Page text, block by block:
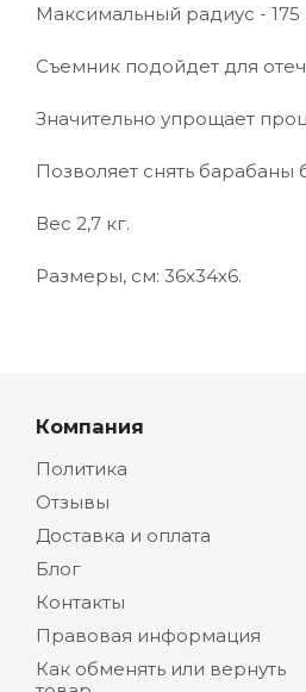
Максимальный радиус - 175
Съемник подойдет для
Значительно упрощает
Позволяет снять барабаны
Вес 2,7 кг.
Размеры, см: 36х34х6.
Компания
Политика
Отзывы
Доставка и оплата
Блог
Контакты
Правовая информация
Как обменять или вернуть